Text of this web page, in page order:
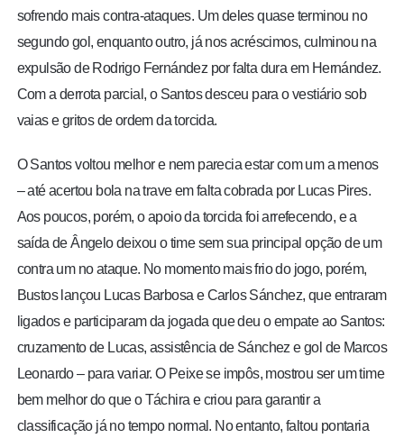
sofrendo mais contra-ataques. Um deles quase terminou no
segundo gol, enquanto outro, já nos acréscimos, culminou na
expulsão de Rodrigo Fernández por falta dura em Hernández.
Com a derrota parcial, o Santos desceu para o vestiário sob
vaias e gritos de ordem da torcida.
O Santos voltou melhor e nem parecia estar com um a menos
– até acertou bola na trave em falta cobrada por Lucas Pires.
Aos poucos, porém, o apoio da torcida foi arrefecendo, e a
saída de Ângelo deixou o time sem sua principal opção de um
contra um no ataque. No momento mais frio do jogo, porém,
Bustos lançou Lucas Barbosa e Carlos Sánchez, que entraram
ligados e participaram da jogada que deu o empate ao Santos:
cruzamento de Lucas, assistência de Sánchez e gol de Marcos
Leonardo – para variar. O Peixe se impôs, mostrou ser um time
bem melhor do que o Táchira e criou para garantir a
classificação já no tempo normal. No entanto, faltou pontaria